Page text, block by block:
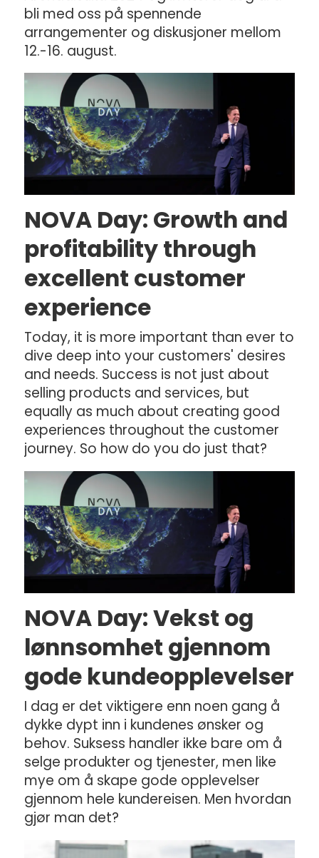
bli med oss på spennende
arrangementer og diskusjoner mellom
12.-16. august.
NOVA Day: Growth and
profitability through
excellent customer
experience
Today, it is more important than ever to
dive deep into your customers' desires
and needs. Success is not just about
selling products and services, but
equally as much about creating good
experiences throughout the customer
journey. So how do you do just that?
NOVA Day: Vekst og
lønnsomhet gjennom
gode kundeopplevelser
I dag er det viktigere enn noen gang å
dykke dypt inn i kundenes ønsker og
behov. Suksess handler ikke bare om å
selge produkter og tjenester, men like
mye om å skape gode opplevelser
gjennom hele kundereisen. Men hvordan
gjør man det?